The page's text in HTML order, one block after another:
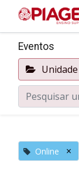
Eventos
Unidade
Online ×